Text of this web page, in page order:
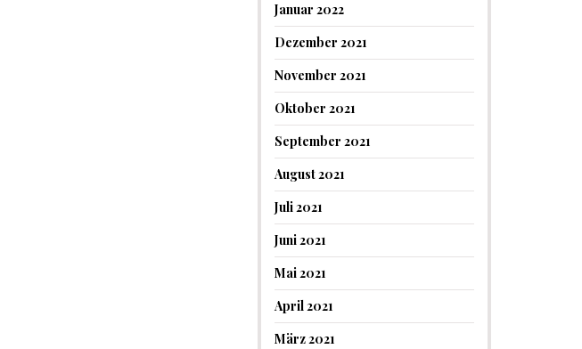
Januar 2022
Dezember 2021
November 2021
Oktober 2021
September 2021
August 2021
Juli 2021
Juni 2021
Mai 2021
April 2021
März 2021